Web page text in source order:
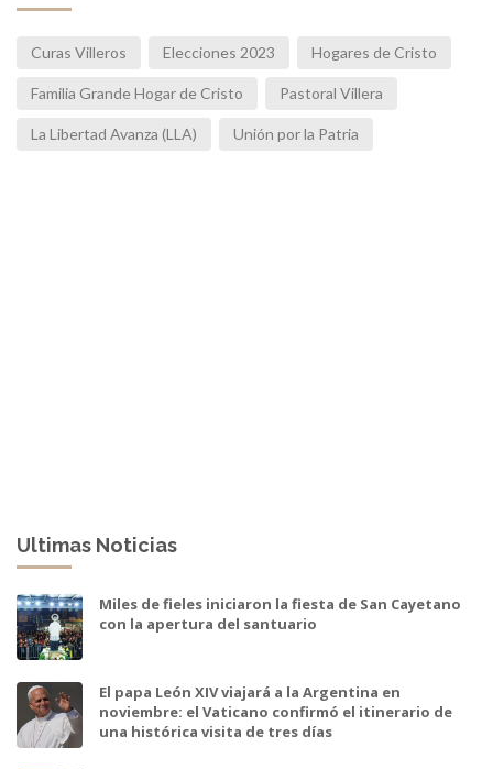
Curas Villeros Elecciones 2023 Hogares de Cristo
Familia Grande Hogar de Cristo Pastoral Villera
La Libertad Avanza (LLA) Unión por la Patria
Ultimas Noticias
Miles de fieles iniciaron la fiesta de San Cayetano
con la apertura del santuario
El papa León XIV viajará a la Argentina en
noviembre: el Vaticano confirmó el itinerario de
una histórica visita de tres días